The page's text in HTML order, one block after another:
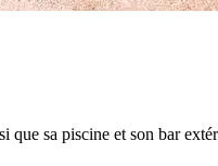
que sa piscine et son bar